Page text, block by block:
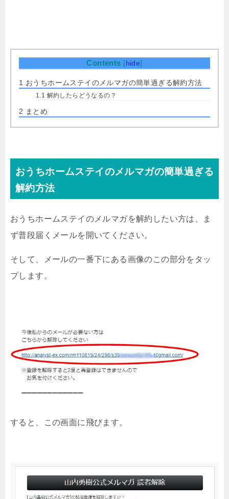
Contents [ hide]
1 おうちホームステイのメルマガの簡単過ぎる解約方法
1.1 解約したらどうなるの？
2 まとめ
おうちホームステイのメルマガの簡単過ぎる
解約方法
おうちホームステイのメルマガを解約したい方は、ま
ず普段届くメールを開いてください。
そして、メールの一番下にある画像のこの部分をタッ
プします。
すると、この画面に飛びます。